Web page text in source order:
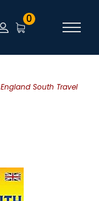
England South Travel
0